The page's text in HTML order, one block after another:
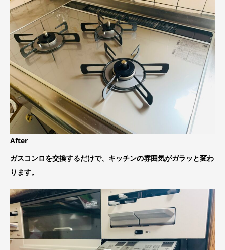
After
ガスコンロを交換するだけで、キッチンの雰囲気がガラッと変わ
ります。